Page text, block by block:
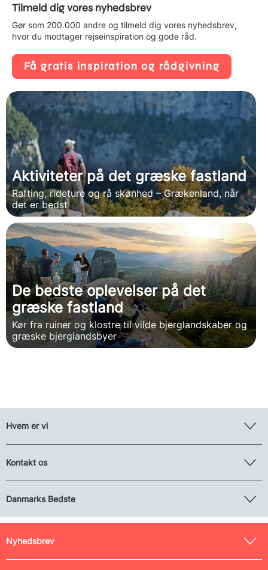
Tilmeld dig vores nyhedsbrev
Gør som 200.000 andre og tilmeld dig vores nyhedsbrev,
hvor du modtager rejseinspiration og gode råd.
Få gratis inspiration og rådgivning
Aktiviteter på det græske fastland
Rafting, rideture og rå skønhed – Grækenland, når
det er bedst
De bedste oplevelser på det
græske fastland
Kør fra ruiner og klostre til vilde bjerglandskaber og
græske bjerglandsbyer
Hvem er vi
Kontakt os
Danmarks Bedste
Nyhedsbrev